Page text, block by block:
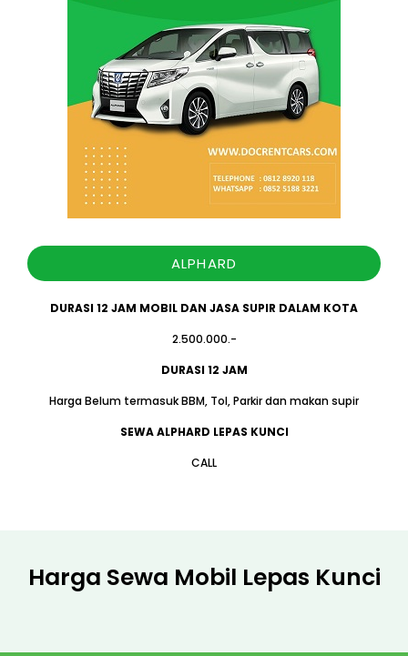
ALPHARD
DURASI 12 JAM MOBIL DAN JASA SUPIR DALAM KOTA
2.500.000.-
DURASI 12 JAM
Harga Belum termasuk BBM, Tol, Parkir dan makan supir
SEWA ALPHARD LEPAS KUNCI
CALL
Harga Sewa Mobil Lepas Kunci